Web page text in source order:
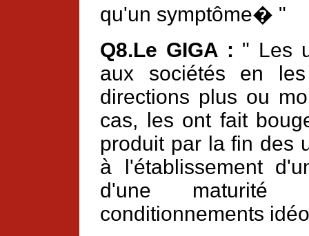
qu'un symptôme� "
Q8.Le GIGA : " Les
aux sociétés en
directions plus ou
cas, les ont fait
produit par la fin des
à l'établissement
d'une maturité
conditionnements